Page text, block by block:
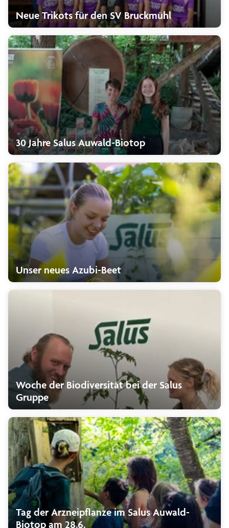
Neue Trikots für den SV Bruckmühl
30 Jahre Salus Auwald-Biotop
Unser neues Azubi-Beet
Woche der Biodiversität bei der Salus
Gruppe
Tag der Arzneipflanze im Salus Auwald-
Biotop am 28.6.